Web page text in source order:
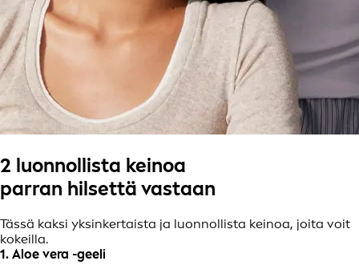
2 luonnollista keinoa
parran hilsettä vastaan
Tässä kaksi yksinkertaista ja luonnollista keinoa, joita voit
kokeilla.
1. Aloe vera -geeli